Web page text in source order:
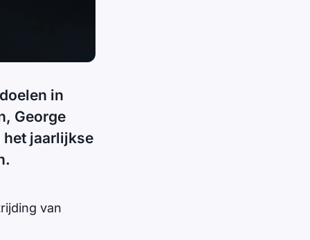
in
George
het jaarlijkse
van